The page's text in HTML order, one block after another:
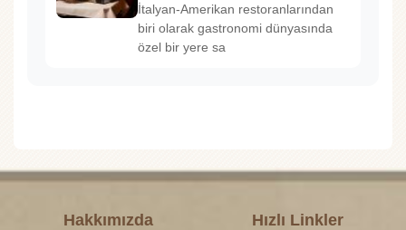
İtalyan-Amerikan restoranlarından
biri olarak gastronomi dünyasında
özel bir yere sa
Hakkımızda Hızlı Linkler